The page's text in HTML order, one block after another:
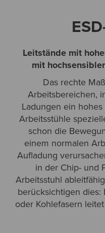
Leitstände mit
mit
Das rechte
Arbeitsbereichen,
Ladungen ein
Arbeitsstühle
schon die
einem normalen
Aufladung
in der Chip- und
Arbeitsstuhl
berücksichtigen
oder Kohlefasern